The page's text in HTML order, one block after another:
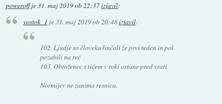
poweroffje31. maj 2019 ob 22:37izjavil:
vostok_1 je31. maj 2019 ob 20:48izjavil:
102. Ljudje so človeka linčali že prvi teden in pol
pozabili na reč
103. Obtoženec s tičem v roki ostane pred vrati
Normijev ne zanima resnica.